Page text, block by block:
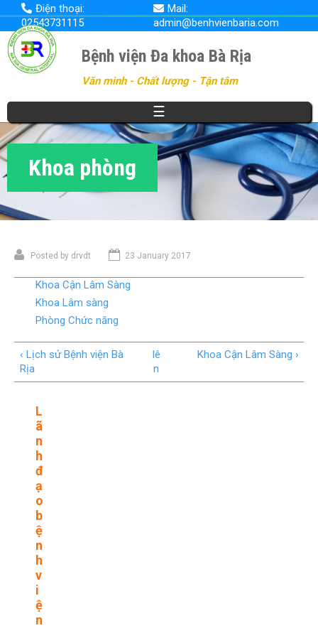
Nhảy
đến
nội
dung
Điện thoại:
02543731115
Mail:
admin@benhvienbaria.com
Bệnh viện Đa khoa Bà Rịa
Văn minh - Chất lượng - Tận tâm
☰
Khoa phòng
Posted by drvdt 23 January 2017
Khoa Cận Lâm Sàng
Khoa Lâm sàng
Phòng Chức năng
‹ Lịch sử Bệnh viện Bà
Rịa
lê
n
Khoa Cận Lâm Sàng ›
L
ã
n
h
đ
ạ
o
b
ệ
n
h
v
i
ệ
n